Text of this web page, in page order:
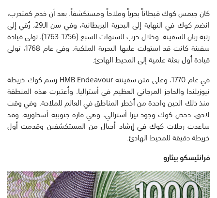
كان جيمس كوك قبطاناً بحرياً وملاحاً ومستكشفاً. بعد أن خدم كمتدرب،
انضم كوك في النهاية إلى البحرية البريطانية، وفي سن الـ29، رُقي إلى
رتبة ربان السفينة. وخلال حرب السنوات السبع (1756-1763)، تولى قيادة
سفينة كانت قد استولت عليها البحرية الملكية. وفي عام 1768، تولى
قيادة أول بعثة علمية إلى المحيط الهادئ.
في عام 1770، وعلى متن سفينته HMB Endeavour رسم كوك خريطة
نيوزيلندا والحاجز المرجاني العظيم في أستراليا. واُعتبرت هذه المنطقة
منذ ذلك الحين واحدة من أخطر المناطق في العالم للملاحة. وفي وقت
لاحق، دحض كوك وجود تيرا أسترالي، وهي قارة جنوبية أسطورية. وقد
ساعدت رحلات كوك في إرشاد أجيال من المستكشفين وقدمت أول
خريطة دقيقة للمحيط الهادئ.
فرانثيسكو بيثارو